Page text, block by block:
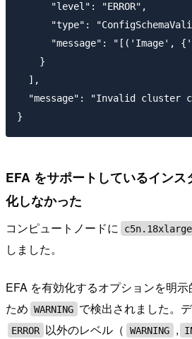
      "level": "ERROR",
"type":
"message": "[('Image',
    }
  ],
"message": "Invalid cluster
EFA をサポートしているイン
化しなかった
コンピュートノードに c5n.18xlarge
しました。
EFA を有効化するオプションを明
ため WARNING で検出されました。
ERROR 以外のレベル（ WARNING ,